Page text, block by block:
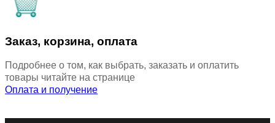
Заказ, корзина, оплата
Подробнее о том, как выбрать, заказать и оплатить
товары читайте на странице
Оплата и получение